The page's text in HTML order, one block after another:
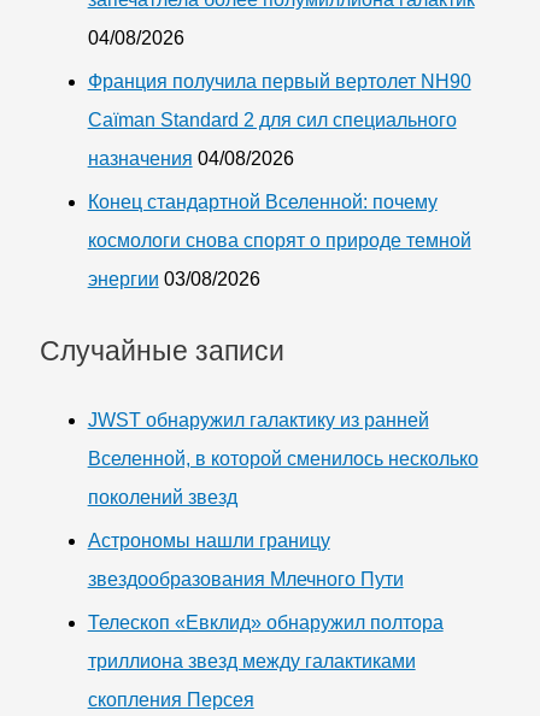
04/08/2026
Франция получила первый вертолет NH90
Caïman Standard 2 для сил специального
назначения 04/08/2026
Конец стандартной Вселенной: почему
космологи снова спорят о природе темной
энергии 03/08/2026
Случайные записи
JWST обнаружил галактику из ранней
Вселенной, в которой сменилось несколько
поколений звезд
Астрономы нашли границу
звездообразования Млечного Пути
Телескоп «Евклид» обнаружил полтора
триллиона звезд между галактиками
скопления Персея